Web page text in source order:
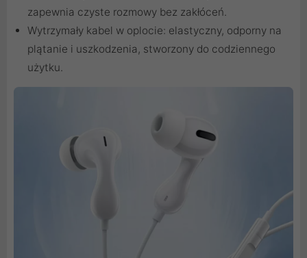
zapewnia czyste rozmowy bez zakłóceń.
Wytrzymały kabel w oplocie: elastyczny, odporny na
plątanie i uszkodzenia, stworzony do codziennego
użytku.